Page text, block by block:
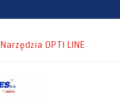
Narzędzia OPTI LINE